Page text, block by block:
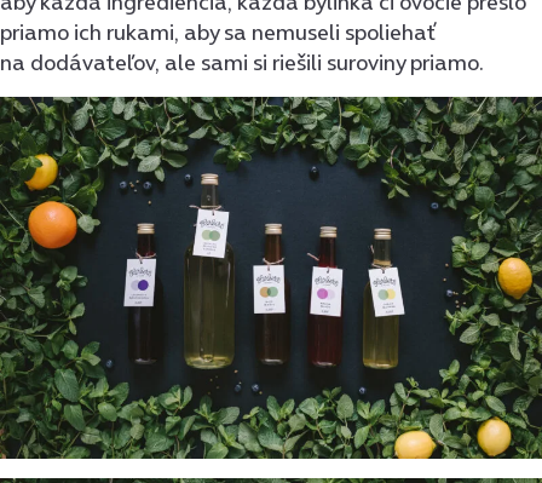
priamo ich rukami, aby sa nemuseli spoliehať
na dodávateľov, ale sami si riešili suroviny priamo.